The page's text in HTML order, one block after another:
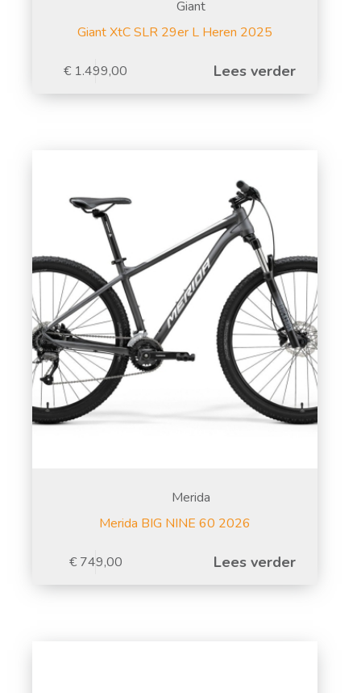
Giant
Giant XtC SLR 29er L Heren 2025
€ 1.499,00 Lees verder
Merida
Merida BIG NINE 60 2026
€749,00 Lees verder